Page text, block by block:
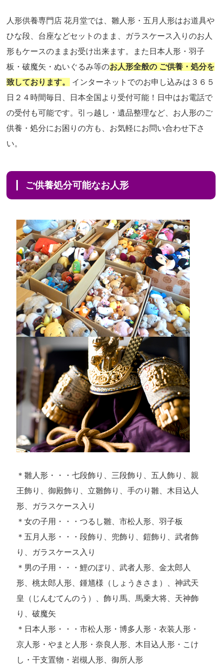
人形供養専門店 花月堂では、雛人形・五月人形はお道具や
ひな段、台座などセットのまま、ガラスケース入りのお人
形もケースのままお受け出来ます。また日本人形・羽子
板・破魔矢・ぬいぐるみ等のお人形全般の ご供養・処分を
致しております。
インターネットでのお申し込みは３６５
日２４時間毎日、日本全国より受付可能！日中はお電話で
の受付も可能です。引っ越し・遺品整理など、お人形のご
供養・処分にお困りの方も、お気軽にお問い合わせ下さ
い。
ご供養処分可能なお人形
＊雛人形・・・七段飾り、三段飾り、五人飾り、親
王飾り、御殿飾り、立雛飾り、手のり雛、木目込人
形、ガラスケース入り
＊女の子用・・・つるし雛、市松人形、羽子板
＊五月人形・・・段飾り、兜飾り、鎧飾り、武者飾
り、ガラスケース入り
＊男の子用・・・鯉のぼり、武者人形、金太郎人
形、桃太郎人形、鍾馗様（しょうきさま）、神武天
皇（じんむてんのう）、飾り馬、馬乗大将、天神飾
り、破魔矢
＊日本人形・・・市松人形・博多人形・衣装人形・
京人形・やまと人形・奈良人形、木目込人形・こけ
し・干支置物・岩槻人形、御所人形